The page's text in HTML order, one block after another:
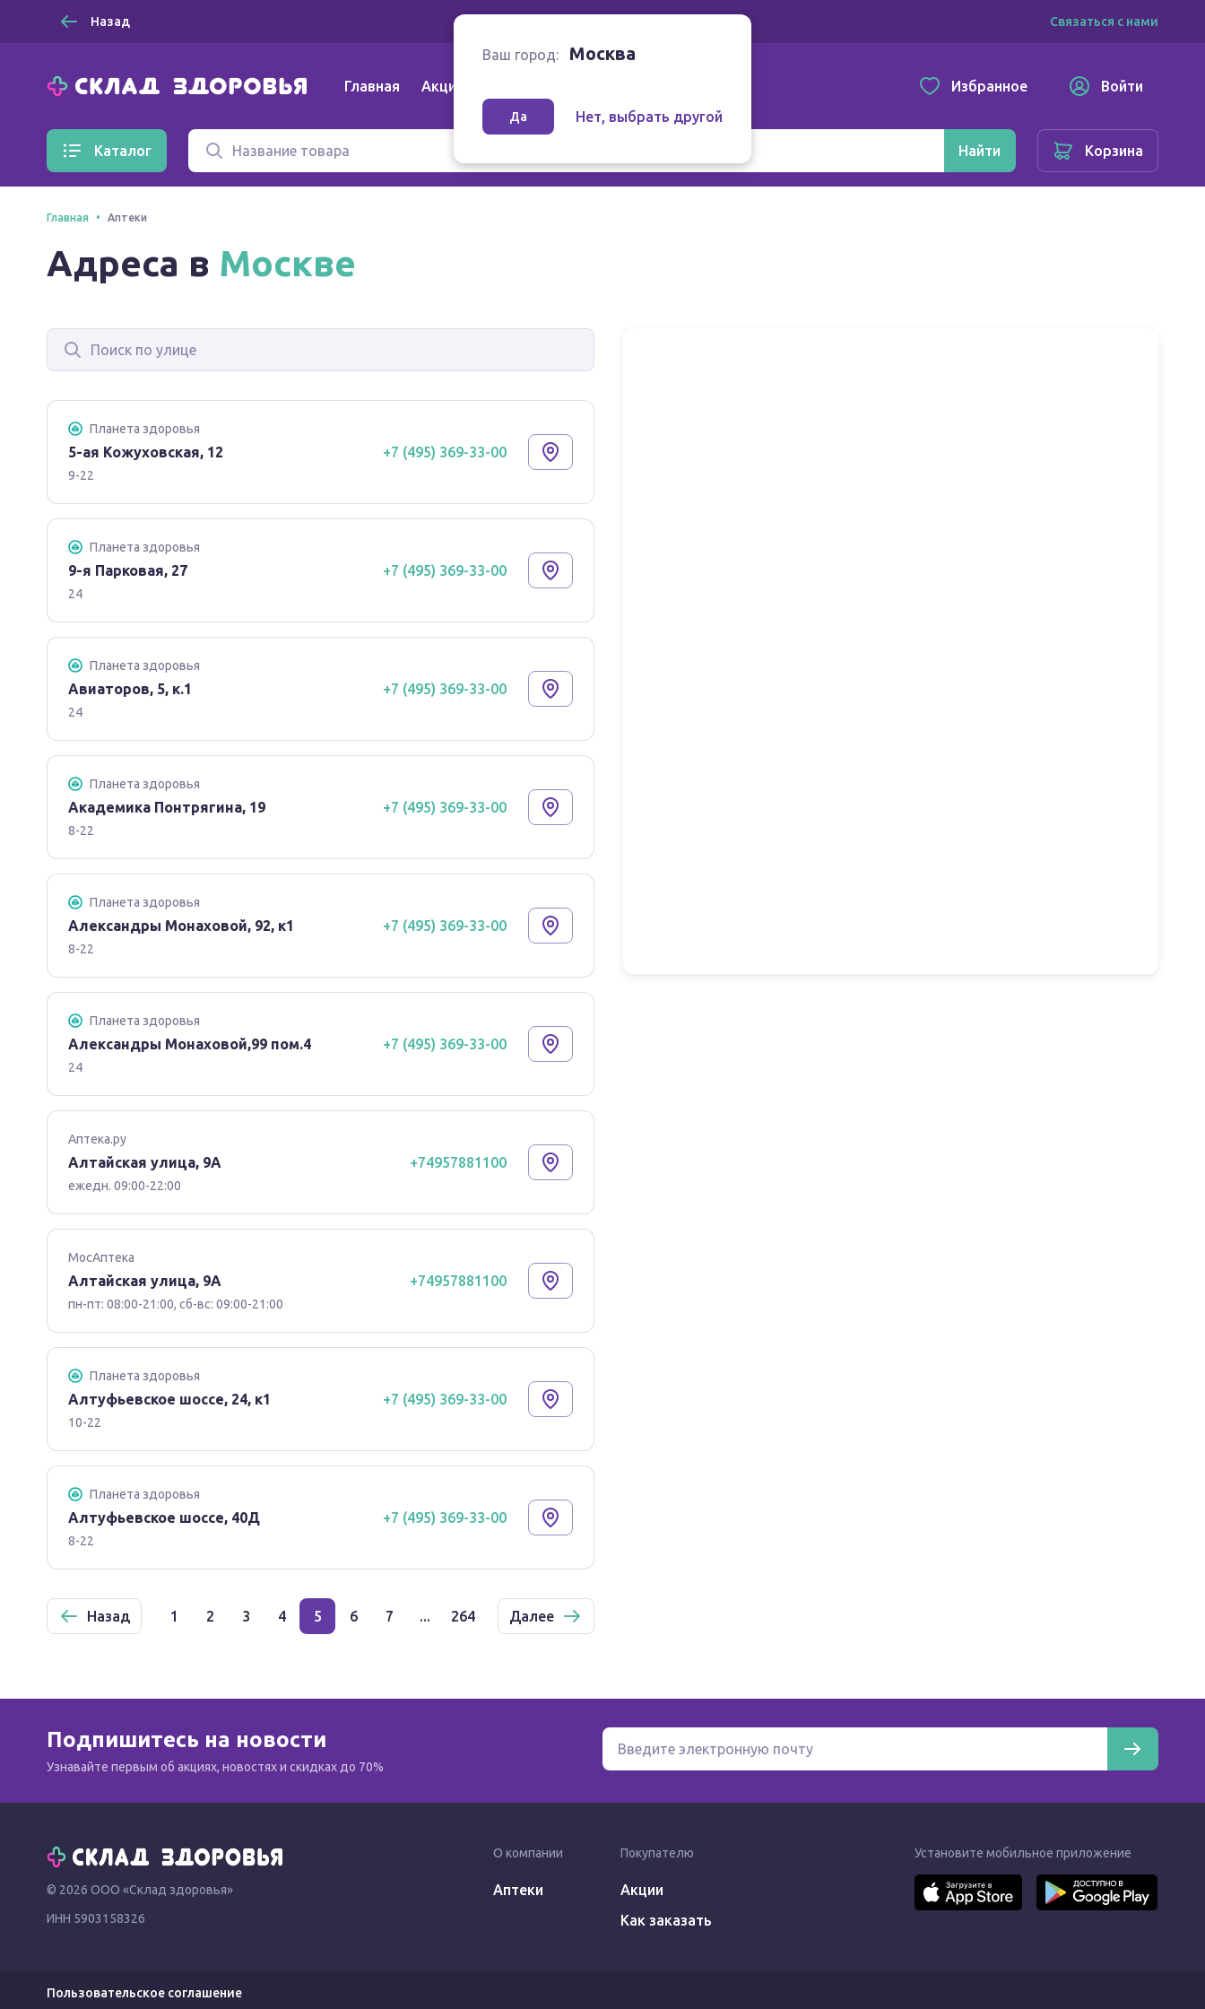
Назад Связаться с нами
Главная Акции Избранное Войти
Каталог Найти Корзина
Ваш город: Москва
Да Нет, выбрать другой
Главная Аптеки
Адреса в Москве
Планета здоровья
5-ая Кожуховская, 12
9-22
+7 (495) 369-33-00
Планета здоровья
9-я Парковая, 27
24
+7 (495) 369-33-00
Планета здоровья
Авиаторов, 5, к.1
24
+7 (495) 369-33-00
Планета здоровья
Академика Понтрягина, 19
8-22
+7 (495) 369-33-00
Планета здоровья
Александры Монаховой, 92, к1
8-22
+7 (495) 369-33-00
Планета здоровья
Александры Монаховой,99 пом.4
24
+7 (495) 369-33-00
Аптека.ру
Алтайская улица, 9А
ежедн. 09:00-22:00
+74957881100
МосАптека
Алтайская улица, 9А
пн-пт: 08:00-21:00, сб-вс: 09:00-21:00
+74957881100
Планета здоровья
Алтуфьевское шоссе, 24, к1
10-22
+7 (495) 369-33-00
Планета здоровья
Алтуфьевское шоссе, 40Д
8-22
+7 (495) 369-33-00
Назад 1 2 3 4 5 6 7 ... 264 Далее
Подпишитесь на новости
Узнавайте первым об акциях, новостях и скидках до 70%
© 2026 ООО «Склад здоровья»
ИНН 5903158326
О компании
Аптеки
Покупателю
Акции
Как заказать
Установите мобильное приложение
Пользовательское соглашение